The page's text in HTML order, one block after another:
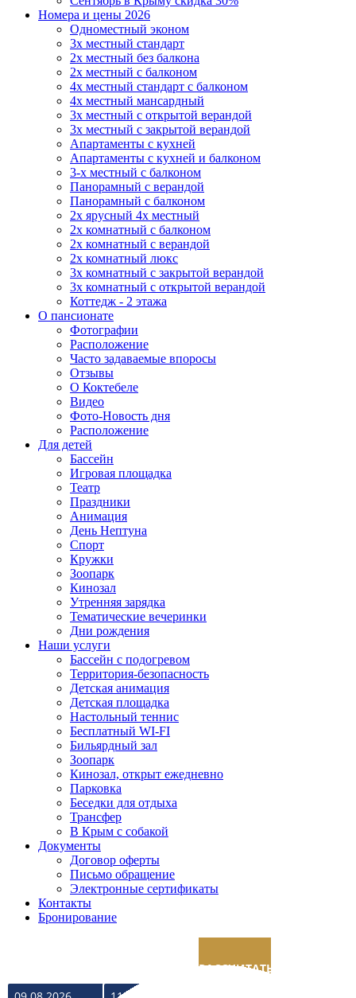
Номера и цены 2026
Одноместный эконом
3х местный стандарт
2х местный без балкона
2х местный с балконом
4х местный стандарт с балконом
4х местный мансардный
3х местный с открытой верандой
3х местный с закрытой верандой
Апартаменты с кухней
Апартаменты с кухней и балконом
3-х местный с балконом
Панорамный с верандой
Панорамный с балконом
2х ярусный 4х местный
2х комнатный с балконом
2х комнатный с верандой
2х комнатный люкс
3х комнатный с закрытой верандой
3х комнатный с открытой верандой
Коттедж - 2 этажа
О пансионате
Фотографии
Расположение
Часто задаваемые впоросы
Отзывы
О Коктебеле
Видео
Фото-Новость дня
Расположение
Для детей
Бассейн
Игровая площадка
Театр
Праздники
Анимация
День Нептуна
Спорт
Кружки
Зоопарк
Кинозал
Утренняя зарядка
Тематические вечеринки
Дни рождения
Наши услуги
Бассейн с подогревом
Территория-безопасность
Детская анимация
Детская площадка
Настольный теннис
Бесплатный WI-FI
Бильярдный зал
Зоопарк
Кинозал, открыт ежедневно
Парковка
Беседки для отдыха
Трансфер
В Крым с собакой
Документы
Договор оферты
Письмо обращение
Электронные сертификаты
Контакты
Бронирование